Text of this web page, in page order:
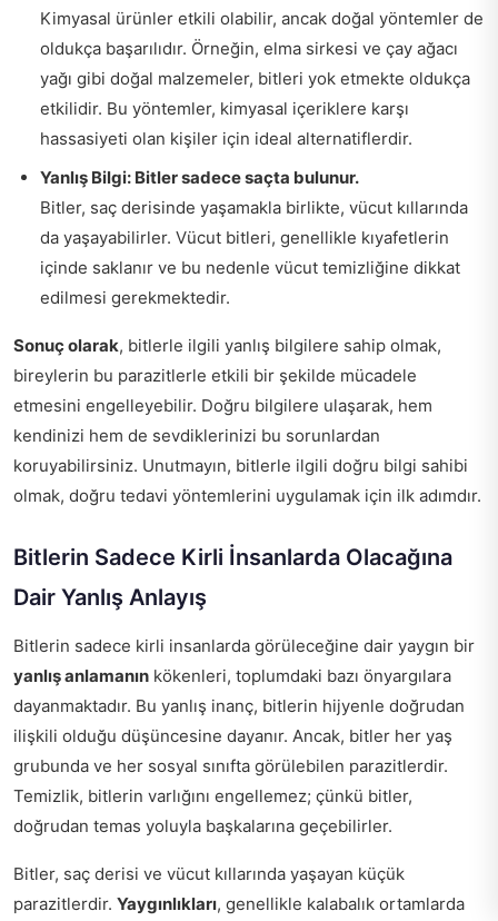
Kimyasal ürünler etkili olabilir, ancak doğal yöntemler de
oldukça başarılıdır. Örneğin, elma sirkesi ve çay ağacı
yağı gibi doğal malzemeler, bitleri yok etmekte oldukça
etkilidir. Bu yöntemler, kimyasal içeriklere karşı
hassasiyeti olan kişiler için ideal alternatiflerdir.
Yanlış Bilgi: Bitler sadece saçta bulunur.
Bitler, saç derisinde yaşamakla birlikte, vücut kıllarında
da yaşayabilirler. Vücut bitleri, genellikle kıyafetlerin
içinde saklanır ve bu nedenle vücut temizliğine dikkat
edilmesi gerekmektedir.
Sonuç olarak, bitlerle ilgili yanlış bilgilere sahip olmak,
bireylerin bu parazitlerle etkili bir şekilde mücadele
etmesini engelleyebilir. Doğru bilgilere ulaşarak, hem
kendinizi hem de sevdiklerinizi bu sorunlardan
koruyabilirsiniz. Unutmayın, bitlerle ilgili doğru bilgi sahibi
olmak, doğru tedavi yöntemlerini uygulamak için ilk adımdır.
Bitlerin Sadece Kirli İnsanlarda Olacağına
Dair Yanlış Anlayış
Bitlerin sadece kirli insanlarda görüleceğine dair yaygın bir
yanlış anlamanın kökenleri, toplumdaki bazı önyargılara
dayanmaktadır. Bu yanlış inanç, bitlerin hijyenle doğrudan
ilişkili olduğu düşüncesine dayanır. Ancak, bitler her yaş
grubunda ve her sosyal sınıfta görülebilen parazitlerdir.
Temizlik, bitlerin varlığını engellemez; çünkü bitler,
doğrudan temas yoluyla başkalarına geçebilirler.
Bitler, saç derisi ve vücut kıllarında yaşayan küçük
parazitlerdir. Yaygınlıkları, genellikle kalabalık ortamlarda